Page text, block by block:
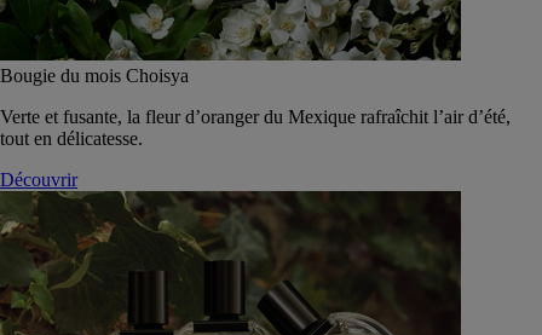
Bougie du mois Choisya
Verte et fusante, la fleur d’oranger du Mexique rafraîchit l’air d’été,
tout en délicatesse.
Découvrir